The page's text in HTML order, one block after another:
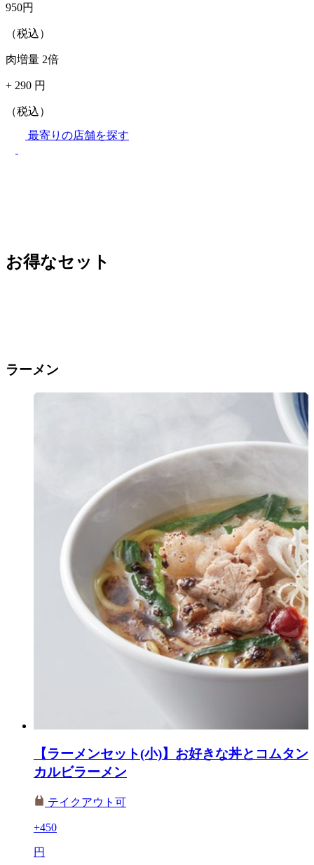
950円
（税込）
肉増量 2倍
+ 290 円
（税込）
最寄りの店舗を探す
お得なセット
ラーメン
【ラーメンセット(小)】お好きな丼とコムタン
カルビラーメン
テイクアウト可
+450
円